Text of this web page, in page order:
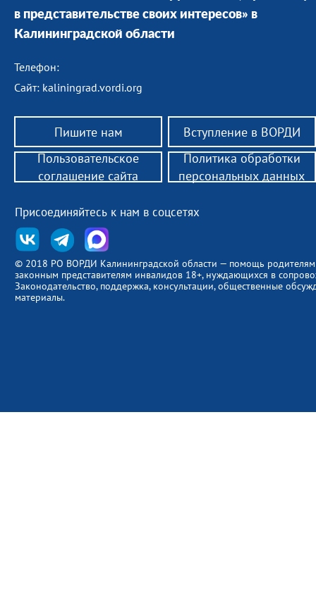
в представительстве своих интересов» в
Калининградской области
Телефон:
Сайт: kaliningrad.vordi.org
Пишите нам Вступление в ВОРДИ
© 2018 РО ВОРДИ Калининградской области — помощь
законным представителям инвалидов 18+, нуждающихся в
Законодательство, поддержка, консультации, общественные
материалы.
Присоединяйтесь к нам в соцсетях
Пользовательское
соглашение сайта
Политика обработки
персональных данных